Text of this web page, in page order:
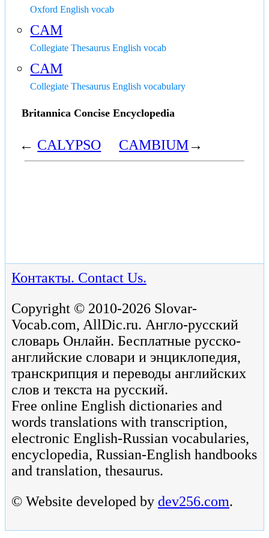
Oxford English vocab
CAM
Collegiate Thesaurus English vocab
CAM
Collegiate Thesaurus English vocabulary
Britannica Concise Encyclopedia
← CALYPSO CAMBIUM→
Контакты. Contact Us.
Copyright © 2010-2026 Slovar-
Vocab.com, AllDic.ru. Англо-русский
словарь Онлайн. Бесплатные русско-
английские словари и энциклопедия,
транскрипция и переводы английских
слов и текста на русский.
Free online English dictionaries and
words translations with transcription,
electronic English-Russian vocabularies,
encyclopedia, Russian-English handbooks
and translation, thesaurus.
© Website developed by dev256.com.